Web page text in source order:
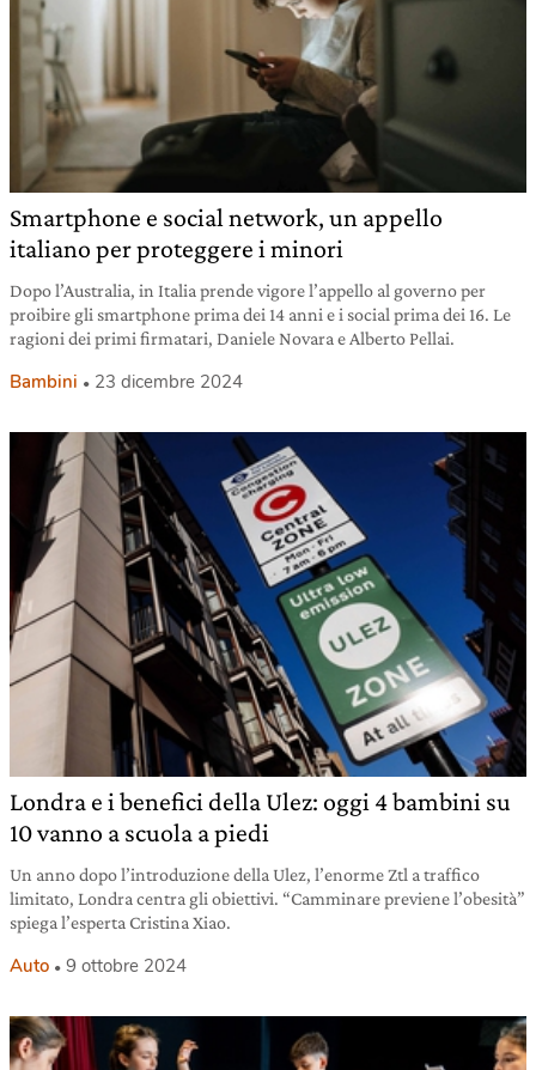
Smartphone e social network, un appello
italiano per proteggere i minori
Dopo l’Australia, in Italia prende vigore l’appello al governo per
proibire gli smartphone prima dei 14 anni e i social prima dei 16. Le
ragioni dei primi firmatari, Daniele Novara e Alberto Pellai.
Bambini 23 dicembre 2024
Londra e i benefici della Ulez: oggi 4 bambini su
10 vanno a scuola a piedi
Un anno dopo l’introduzione della Ulez, l’enorme Ztl a traffico
limitato, Londra centra gli obiettivi. “Camminare previene l’obesità”
spiega l’esperta Cristina Xiao.
Auto 9 ottobre 2024